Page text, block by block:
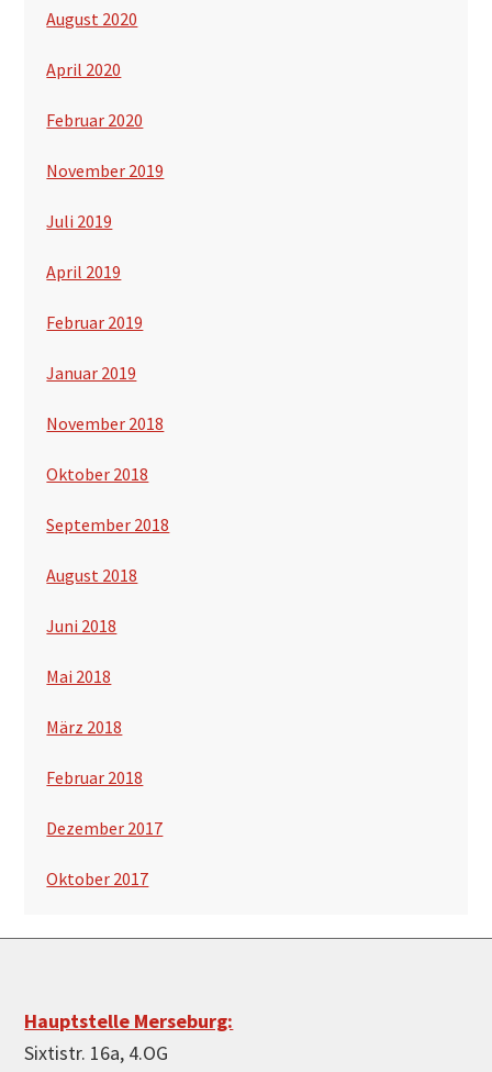
August 2020
April 2020
Februar 2020
November 2019
Juli 2019
April 2019
Februar 2019
Januar 2019
November 2018
Oktober 2018
September 2018
August 2018
Juni 2018
Mai 2018
März 2018
Februar 2018
Dezember 2017
Oktober 2017
Footer
Hauptstelle Merseburg:
Sixtistr. 16a, 4.OG